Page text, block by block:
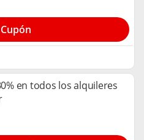
en todos los alquileres